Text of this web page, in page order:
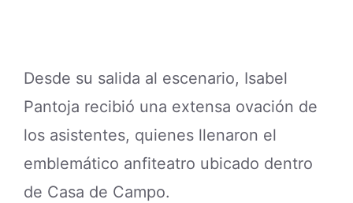
Desde su salida al escenario, Isabel
Pantoja recibió una extensa ovación de
los asistentes, quienes llenaron el
emblemático anfiteatro ubicado dentro
de Casa de Campo.